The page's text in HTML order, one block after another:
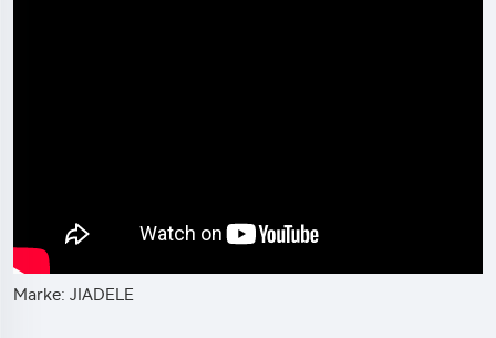
Marke: JIADELE